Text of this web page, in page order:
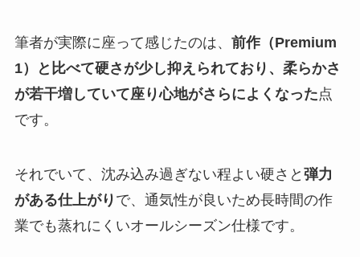
筆者が実際に座って感じたのは、 前作（Premium
1）と比べて硬さが少し抑えられており、柔らかさ
が若干増していて座り心地がさらによくなった点
です。
それでいて、沈み込み過ぎない程よい硬さと 弾力
がある仕上がり で、通気性が良いため長時間の作
業でも蒸れにくいオールシーズン仕様です。